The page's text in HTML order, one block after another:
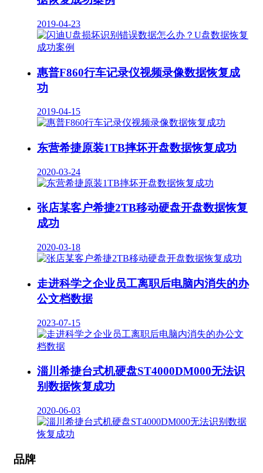
2019-04-23
惠普F860行车记录仪视频录像数据恢复成
功
2019-04-15
东营希捷原装1TB摔坏开盘数据恢复成功
2020-03-24
张店某客户希捷2TB移动硬盘开盘数据恢复
成功
2020-03-18
走进科学之企业员工离职后电脑内消失的办
公文档数据
2023-07-15
淄川希捷台式机硬盘ST4000DM000无法识
别数据恢复成功
2020-06-03
品牌